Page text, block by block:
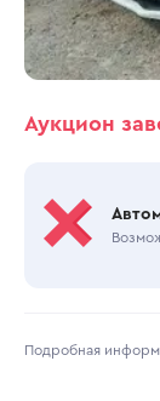
Аукцион
Подробная